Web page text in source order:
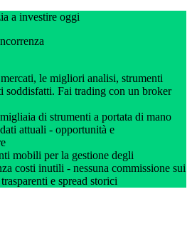
a investire oggi
le migliori analisi, strumenti
soddisfatti. Fai trading con un broker
di strumenti a portata di mano
attuali - opportunità e
mobili per la gestione degli
costi inutili - nessuna commissione sui
e spread storici